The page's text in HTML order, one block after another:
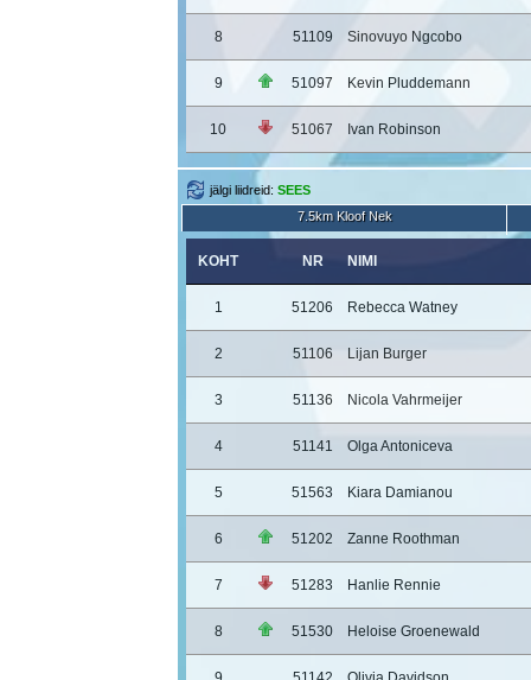
8 51109 Sinovuyo Ngcobo
9 51097 Kevin Pluddemann
10 51067 Ivan Robinson
jälgi liidreid: SEES
7.5km Kloof Nek
KOHT NR NIMI
1 51206 Rebecca Watney
2 51106 Lijan Burger
3 51136 Nicola Vahrmeijer
4 51141 Olga Antoniceva
5 51563 Kiara Damianou
6 51202 Zanne Roothman
7 51283 Hanlie Rennie
8 51530 Heloise Groenewald